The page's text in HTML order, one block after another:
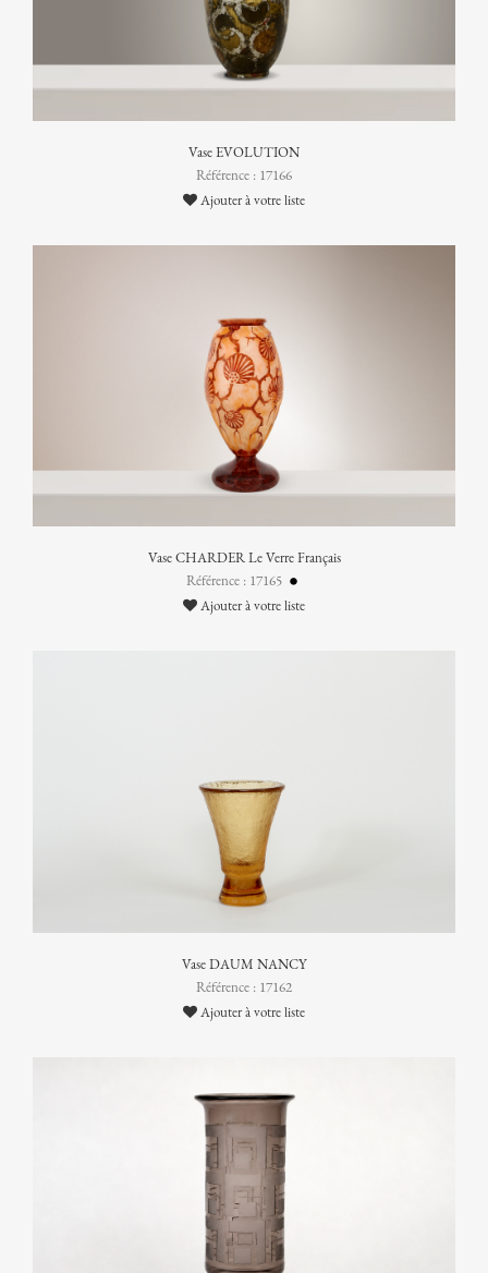
Vase EVOLUTION
Référence : 17166
Ajouter à votre liste
Vase CHARDER Le Verre Français
Référence : 17165
Ajouter à votre liste
Vase DAUM NANCY
Référence : 17162
Ajouter à votre liste